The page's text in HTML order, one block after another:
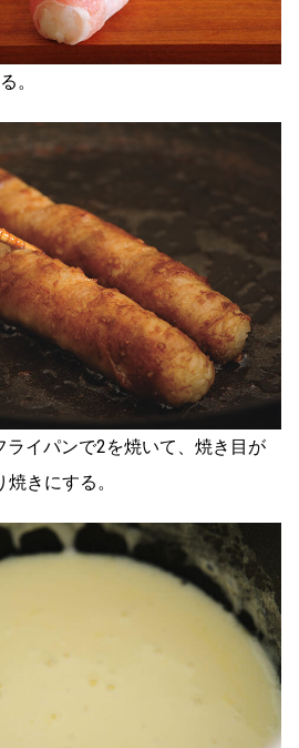
。
イパンで2を焼いて、焼き目が
きにする。